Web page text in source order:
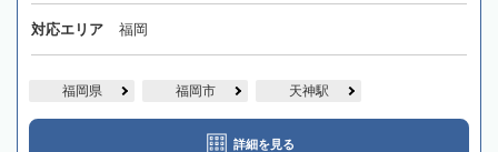
対応エリア 福岡
福岡県 福岡市 天神駅
詳細を見る